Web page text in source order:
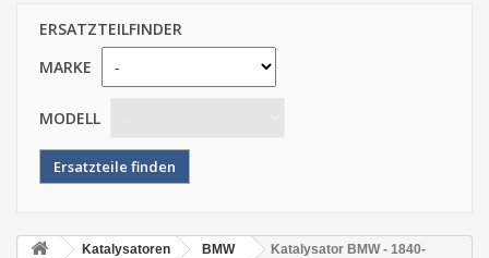
ERSATZTEILFINDER
MARKE
MODELL
Katalysatoren BMW
Katalysator BMW - 1840-